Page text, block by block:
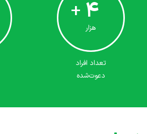
+ 4
هزار
تعداد افراد
دعوت‌شده